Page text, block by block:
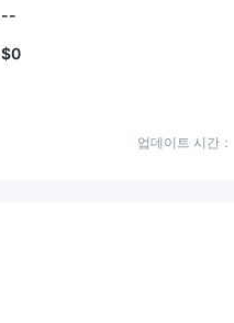
를 왜 차단했는지에 대해 언급한 적
식의 학대적인 행동은 신고해야 할
--
$0
업데이트 시간：